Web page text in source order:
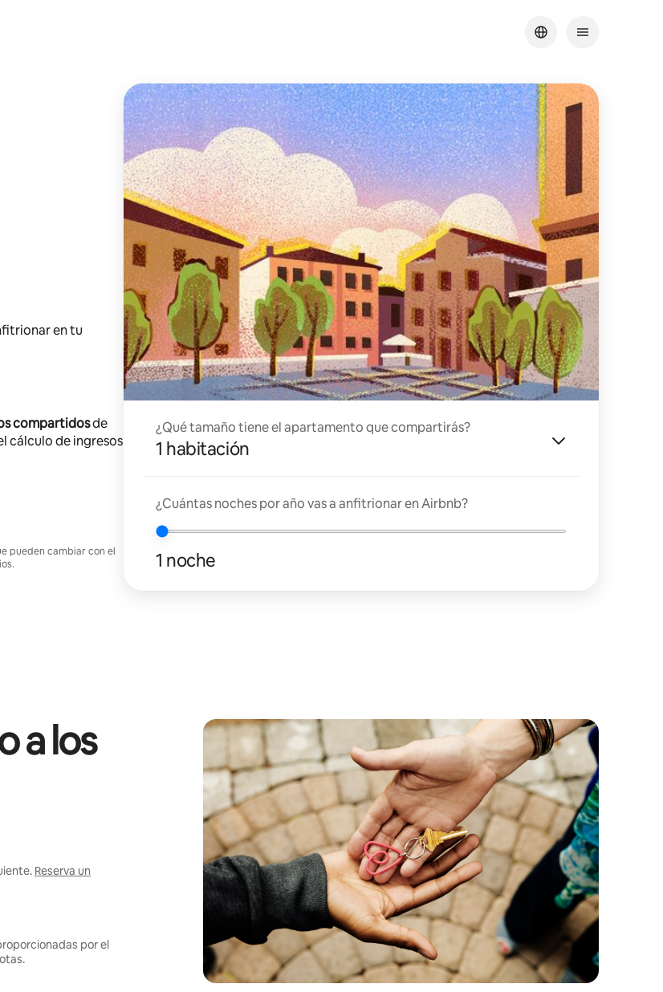
en tu
compartidosde
cálculo de ingresos
pueden cambiar con el
¿Qué tamaño tiene el apartamento que compartirás?
1 habitación
¿Cuántas noches por año vas a anfitrionar en Airbnb?
1 noche
a los
Reserva un
por el